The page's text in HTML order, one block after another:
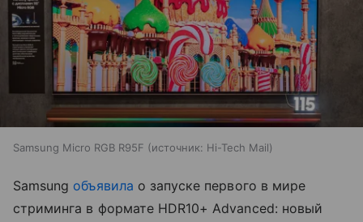
Samsung Micro RGB R95F источник: Hi-Tech Mail
Samsung объявила о запуске первого в мире
стриминга в формате HDR10+ Advanced: новый